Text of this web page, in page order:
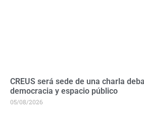
CREUS será sede de una charla
democracia y espacio público
05/08/2026